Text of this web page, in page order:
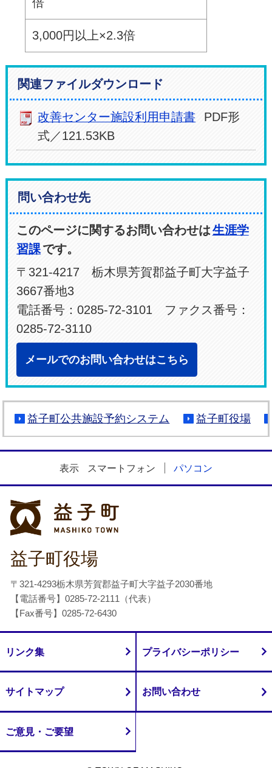
3,000円以上×2.3倍
関連ファイルダウンロード
改善センター施設利用申請書
PDF形
式／121.53KB
問い合わせ先
このページに関するお問い合わせは生涯学
習課です。
〒321-4217 栃木県芳賀郡益子町大字益子
3667番地3
電話番号：0285-72-3101 ファクス番号：
0285-72-3110
メールでのお問い合わせはこちら
益子町公共施設予約システム 益子町役場
表示 スマートフォン パソコン
益子町役場
〒321-4293栃木県芳賀郡益子町大字益子2030番地
【電話番号】0285-72-2111（代表）
【Fax番号】0285-72-6430
リンク集 プライバシーポリシー
サイトマップ お問い合わせ
ご意見・ご要望